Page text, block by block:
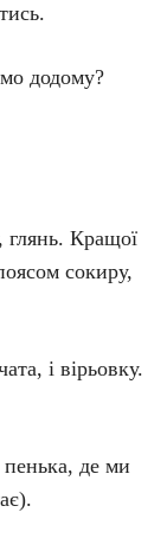
додому?
глянь. Кращої
сокиру,
і вірьовку.
де ми